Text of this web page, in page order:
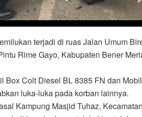
terjadi di ruas Jalan Umum
Rime Gayo, Kabupaten Bener
Colt Diesel BL 8385 FN dan
luka-luka pada korban lainnya.
Kampung Masjid Tuhaz,